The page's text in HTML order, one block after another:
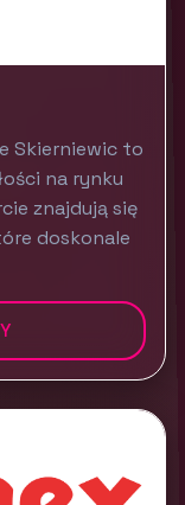
Skierniewic to
na rynku
znajdują się
doskonale